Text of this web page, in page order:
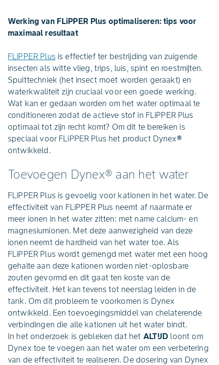
Werking van FLiPPER Plus optimaliseren: tips voor
maximaal resultaat
FLiPPER Plus is effectief ter bestrijding van zuigende
insecten als witte vlieg, trips, luis, spint en roestmijten.
Spuittechniek (het insect moet worden geraakt) en
waterkwaliteit zijn cruciaal voor een goede werking.
Wat kan er gedaan worden om het water optimaal te
conditioneren zodat de actieve stof in FLiPPER Plus
optimaal tot zijn recht komt? Om dit te bereiken is
speciaal voor FLiPPER Plus het product Dynex®
ontwikkeld.
Toevoegen Dynex® aan het water
FLiPPER Plus is gevoelig voor kationen in het water. De
effectiviteit van FLiPPER Plus neemt af naarmate er
meer ionen in het water zitten: met name calcium- en
magnesiumionen. Met deze aanwezigheid van deze
ionen neemt de hardheid van het water toe. Als
FLiPPER Plus wordt gemengd met water met een hoog
gehalte aan deze kationen worden niet-oplosbare
zouten gevormd en dit gaat ten koste van de
effectiviteit. Het kan tevens tot neerslag leiden in de
tank. Om dit probleem te voorkomen is Dynex
ontwikkeld. Een toevoegingsmiddel van chelaterende
verbindingen die alle kationen uit het water bindt.
In het onderzoek is gebleken dat het ALTIJD loont om
Dynex toe te voegen aan het water om een verbetering
van de effectiviteit te realiseren. De dosering van Dynex